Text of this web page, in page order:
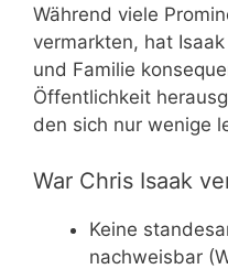
Während viele
vermarkten, hat
und Familie
Öffentlichkeit
den sich nur wenige
War Chris Isaak
Keine
nachweisbar